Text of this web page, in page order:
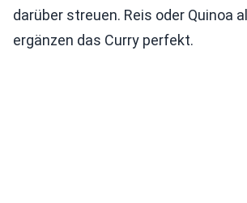
darüber streuen. Reis oder Quinoa
ergänzen das Curry perfekt.